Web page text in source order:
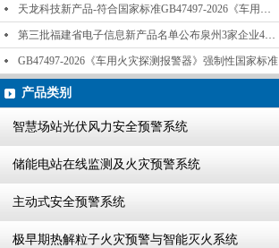
天龙科技新产品-符合国家标准GB47497-2026《车用火灾探测报警器》标准发布
第三批福建省电子信息新产品名单公布泉州3家企业4款产品成功入选-泉州天龙科技
GB47497-2026《车用火灾探测报警器》强制性国家标准
产品类别
智慧场站光伏风力安全预警系统
储能电站在线监测及火灾预警系统
主动式安全预警系统
极早期热解粒子火灾预警与智能灭火系统